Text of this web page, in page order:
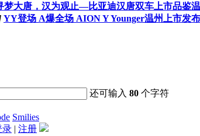
梦大唐，汉为观止—比亚迪汉唐双车上市品鉴
YY登场 A爆全场 AION Y Younger温州上市发
还可输入80 个字符
Smilies
录 | 注册